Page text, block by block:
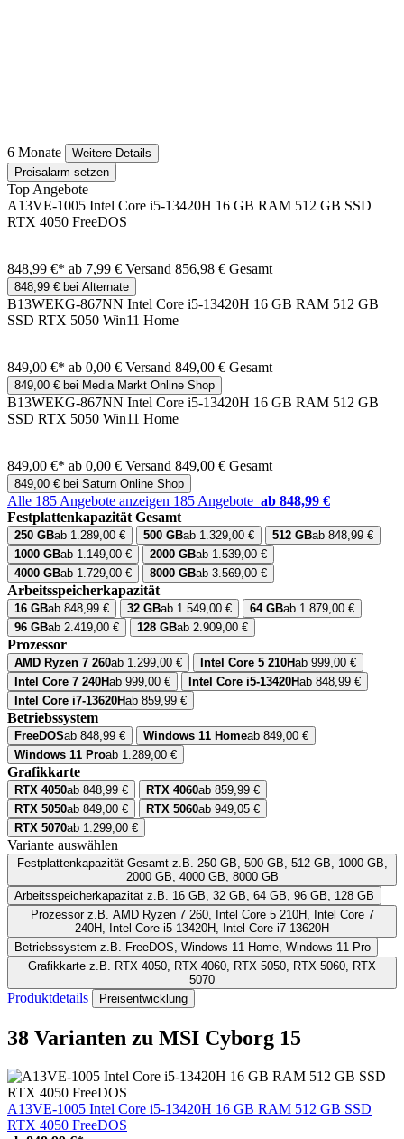
6 Monate
Weitere Details
Preisalarm setzen
Top Angebote
A13VE-1005 Intel Core i5-13420H 16 GB RAM 512 GB SSD
RTX 4050 FreeDOS
848,99 €* ab 7,99 € Versand 856,98 € Gesamt
848,99 € bei Alternate
B13WEKG-867NN Intel Core i5-13420H 16 GB RAM 512 GB
SSD RTX 5050 Win11 Home
849,00 €* ab 0,00 € Versand 849,00 € Gesamt
849,00 € bei Media Markt Online Shop
B13WEKG-867NN Intel Core i5-13420H 16 GB RAM 512 GB
SSD RTX 5050 Win11 Home
849,00 €* ab 0,00 € Versand 849,00 € Gesamt
849,00 € bei Saturn Online Shop
Alle 185 Angebote anzeigen 185 Angebote ab 848,99 €
Festplattenkapazität Gesamt
250 GBab 1.289,00 € 500 GBab 1.329,00 € 512 GBab 848,99 €
1000 GBab 1.149,00 € 2000 GBab 1.539,00 €
4000 GBab 1.729,00 € 8000 GBab 3.569,00 €
Arbeitsspeicherkapazität
16 GBab 848,99 € 32 GBab 1.549,00 € 64 GBab 1.879,00 €
96 GBab 2.419,00 € 128 GBab 2.909,00 €
Prozessor
AMD Ryzen 7 260ab 1.299,00 € Intel Core 5 210Hab 999,00 €
Intel Core 7 240Hab 999,00 € Intel Core i5-13420Hab 848,99 €
Intel Core i7-13620Hab 859,99 €
Betriebssystem
FreeDOSab 848,99 € Windows 11 Homeab 849,00 €
Windows 11 Proab 1.289,00 €
Grafikkarte
RTX 4050ab 848,99 € RTX 4060ab 859,99 €
RTX 5050ab 849,00 € RTX 5060ab 949,05 €
RTX 5070ab 1.299,00 €
Variante auswählen
Festplattenkapazität Gesamtz.B. 250 GB, 500 GB, 512 GB, 1000 GB,
2000 GB, 4000 GB, 8000 GB
Arbeitsspeicherkapazität z.B. 16 GB, 32 GB, 64 GB, 96 GB, 128 GB
Prozessorz.B. AMD Ryzen 7 260, Intel Core 5 210H, Intel Core 7
240H, Intel Core i5-13420H, Intel Core i7-13620H
Betriebssystem z.B. FreeDOS, Windows 11 Home, Windows 11 Pro
Grafikkarte
5070
Produktdetails Preisentwicklung
38 Varianten zu MSI Cyborg 15
A13VE-1005 Intel Core i5-13420H 16 GB RAM 512 GB SSD
RTX 4050 FreeDOS